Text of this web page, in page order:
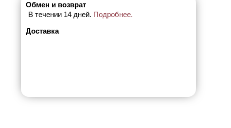
Обмен и возврат
В течении 14 дней. Подробнее.
Доставка